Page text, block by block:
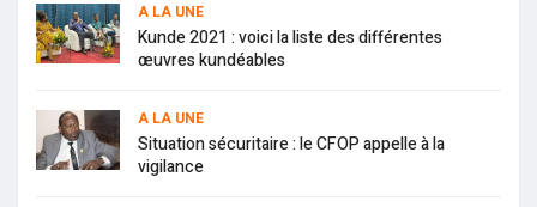
A LA UNE
Kunde 2021 : voici la liste des différentes
œuvres kundéables
A LA UNE
Situation sécuritaire : le CFOP appelle à la
vigilance